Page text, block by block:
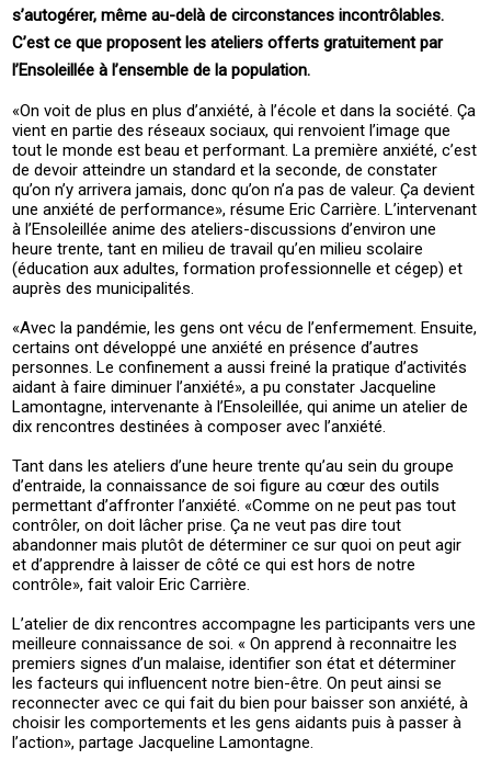
s’autogérer, même au-delà de circonstances incontrôlables.
C’est ce que proposent les ateliers offerts gratuitement par
l’Ensoleillée à l’ensemble de la population.
«On voit de plus en plus d’anxiété, à l’école et dans la société. Ça
vient en partie des réseaux sociaux, qui renvoient l’image que
tout le monde est beau et performant. La première anxiété, c’est
de devoir atteindre un standard et la seconde, de constater
qu’on n’y arrivera jamais, donc qu’on n’a pas de valeur. Ça devient
une anxiété de performance», résume Eric Carrière. L’intervenant
à l’Ensoleillée anime des ateliers-discussions d’environ une
heure trente, tant en milieu de travail qu’en milieu scolaire
(éducation aux adultes, formation professionnelle et cégep) et
auprès des municipalités.
«Avec la pandémie, les gens ont vécu de l’enfermement. Ensuite,
certains ont développé une anxiété en présence d’autres
personnes. Le confinement a aussi freiné la pratique d’activités
aidant à faire diminuer l’anxiété», a pu constater Jacqueline
Lamontagne, intervenante à l’Ensoleillée, qui anime un atelier de
dix rencontres destinées à composer avec l’anxiété.
Tant dans les ateliers d’une heure trente qu’au sein du groupe
d’entraide, la connaissance de soi figure au cœur des outils
permettant d’affronter l’anxiété. «Comme on ne peut pas tout
contrôler, on doit lâcher prise. Ça ne veut pas dire tout
abandonner mais plutôt de déterminer ce sur quoi on peut agir
et d’apprendre à laisser de côté ce qui est hors de notre
contrôle», fait valoir Eric Carrière.
L’atelier de dix rencontres accompagne les participants vers une
meilleure connaissance de soi. « On apprend à reconnaitre les
premiers signes d’un malaise, identifier son état et déterminer
les facteurs qui influencent notre bien-être. On peut ainsi se
reconnecter avec ce qui fait du bien pour baisser son anxiété, à
choisir les comportements et les gens aidants puis à passer à
l’action», partage Jacqueline Lamontagne.